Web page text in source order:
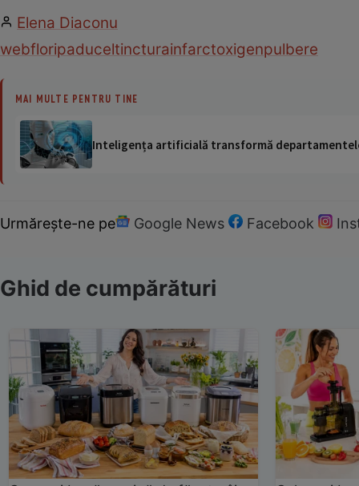
Elena Diaconu
webfloripaduceltincturainfarctoxigenpulbere
MAI MULTE PENTRU TINE
Inteligența artificială transformă
Urmărește-ne pe Google News Facebook
Ghid de cumpărături